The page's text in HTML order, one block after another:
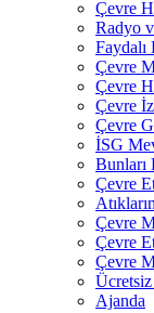
Çevre
Radyo
Çevre
Çevre
Çevre
Çevre
İSG
Bunları
Çevre
Çevre
Çevre
Çevre
Ajanda